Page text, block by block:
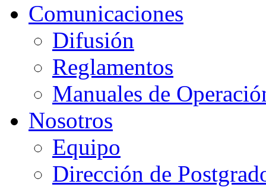
Comunicaciones
Difusión
Reglamentos
Manuales de
Nosotros
Equipo
Dirección de